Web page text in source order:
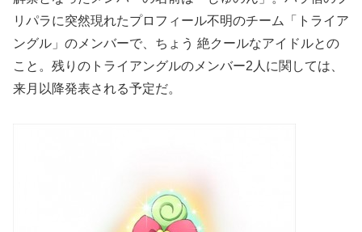
リパラに突然現れたプロフィール不明のチーム「トライア
ングル」のメンバーで、ちょう 絶クールなアイドルとの
こと。残りのトライアングルのメンバー2人に関しては、
来月以降発表される予定だ。